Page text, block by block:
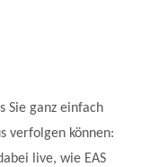
Sie ganz einfach
verfolgen können:
live, wie EAS